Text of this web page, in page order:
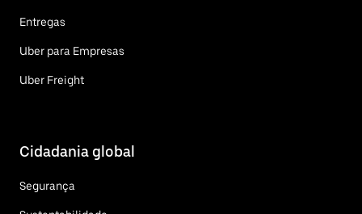
Entregas
Uber para Empresas
Uber Freight
Cidadania global
Segurança